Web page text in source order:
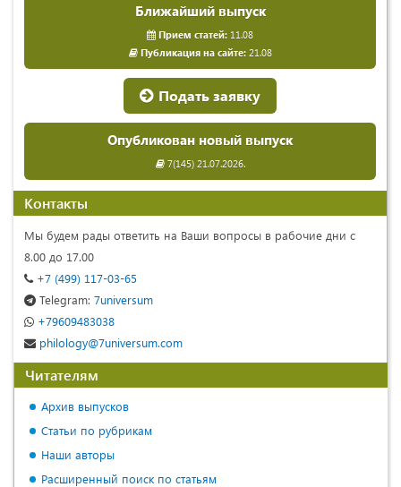
Ближайший выпуск
Прием статей: 11.08
Публикация на сайте:21.08
Подать заявку
Опубликован новый выпуск
7(145) 21.07.2026.
Контакты
Мы будем рады ответить на Ваши вопросы в рабочие дни с
8.00 до 17.00
+7 (499) 117-03-65
Telegram: 7universum
+79609483038
philology@7universum.com
Читателям
Архив выпусков
Статьи по рубрикам
Наши авторы
Расширенный поиск по статьям